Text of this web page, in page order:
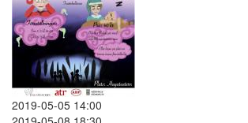
2019-05-05 14:00